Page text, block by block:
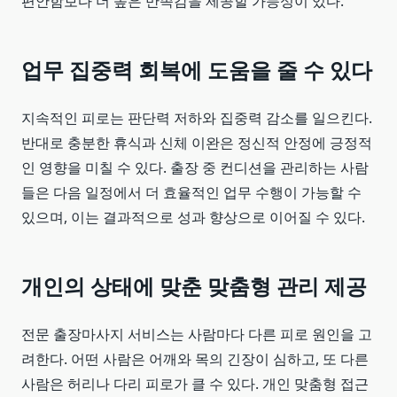
업무 집중력 회복에 도움을 줄 수 있다
지속적인 피로는 판단력 저하와 집중력 감소를 일으킨다.
반대로 충분한 휴식과 신체 이완은 정신적 안정에 긍정적
인 영향을 미칠 수 있다. 출장 중 컨디션을 관리하는 사람
들은 다음 일정에서 더 효율적인 업무 수행이 가능할 수
있으며, 이는 결과적으로 성과 향상으로 이어질 수 있다.
개인의 상태에 맞춘 맞춤형 관리 제공
전문 출장마사지 서비스는 사람마다 다른 피로 원인을 고
려한다. 어떤 사람은 어깨와 목의 긴장이 심하고, 또 다른
사람은 허리나 다리 피로가 클 수 있다. 개인 맞춤형 접근